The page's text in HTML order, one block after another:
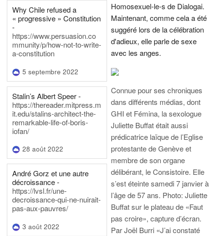
Why Chile refused a
« progressive » Constitution
-
https://www.persuasion.co
mmunity/p/how-not-to-write-
a-constitution
5 septembre 2022
Stalin’s Albert Speer -
https://thereader.mitpress.m
it.edu/stalins-architect-the-
remarkable-life-of-boris-
iofan/
28 août 2022
André Gorz et une autre
décroissance -
https://lvsl.fr/une-
decroissance-qui-ne-nuirait-
pas-aux-pauvres/
3 août 2022
Homosexuel-le-s de Dialogai.
Maintenant, comme cela a été
suggéré lors de la célébration
d'adieux, elle parle de sexe
avec les anges.
Connue pour ses chroniques
dans différents médias, dont
GHI et Fémina, la sexologue
Juliette Buffat était aussi
prédicatrice laïque de l’Eglise
protestante de Genève et
membre de son organe
délibérant, le Consistoire. Elle
s’est éteinte samedi 7 janvier à
l’âge de 57 ans. Photo: Juliette
Buffat sur le plateau de «Faut
pas croire», capture d’écran.
Par Joël Burri «J’ai constaté